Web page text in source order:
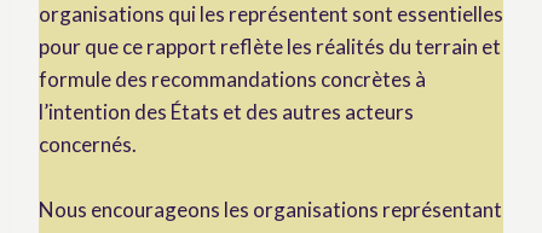
organisations qui les représentent sont essentielles
pour que ce rapport reflète les réalités du terrain et
formule des recommandations concrètes à
l’intention des États et des autres acteurs
concernés.
Nous encourageons les organisations représentant